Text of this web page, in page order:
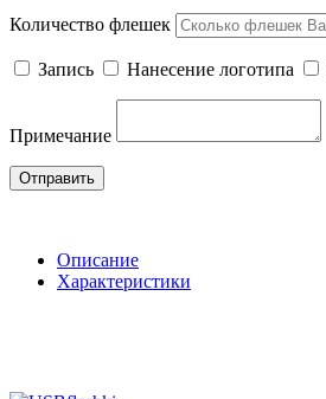
Количество флешек
Запись Нанесение логотипа
Примечание
Отправить
Описание
Характеристики